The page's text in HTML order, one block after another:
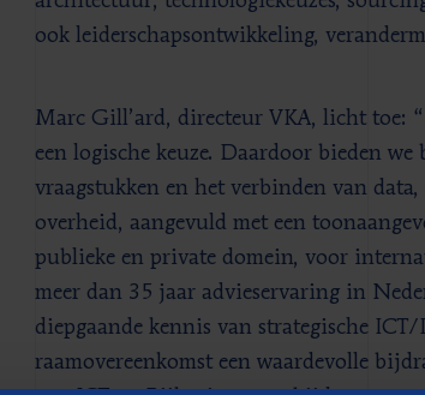
ook leiderschapsontwikkeling,
Marc Gill’ard, directeur VKA, licht toe:
een logische keuze. Daardoor bieden
vraagstukken en het verbinden van
overheid, aangevuld met een
publieke en private domein, voor
meer dan 35 jaar advieservaring in
diepgaande kennis van strategische
raamovereenkomst een waardevolle